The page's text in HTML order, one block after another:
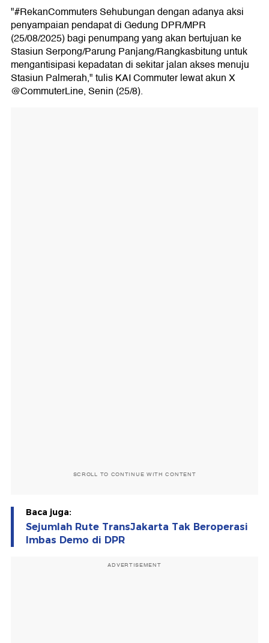
"#RekanCommuters Sehubungan dengan adanya aksi
penyampaian pendapat di Gedung DPR/MPR
(25/08/2025) bagi penumpang yang akan bertujuan ke
Stasiun Serpong/Parung Panjang/Rangkasbitung untuk
mengantisipasi kepadatan di sekitar jalan akses menuju
Stasiun Palmerah," tulis KAI Commuter lewat akun X
@CommuterLine, Senin (25/8).
SCROLL TO CONTINUE WITH CONTENT
Baca juga:
Sejumlah Rute TransJakarta Tak Beroperasi
Imbas Demo di DPR
ADVERTISEMENT